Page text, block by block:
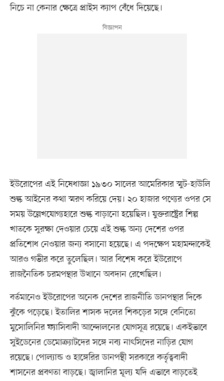
নিচে না কেনার ক্ষেত্রে প্রাইস ক্যাপ বেঁধে দিয়েছে।
ইউরোপের এই নিষেধাজ্ঞা ১৯৩০ সালের আমেরিকার স্মুট-হাউলি
শুল্ক আইনের কথা স্মরণ করিয়ে দেয়। ২০ হাজার পণ্যের ওপর সে
সময় উল্লেখযোগ্যহারে শুল্ক বাড়ানো হয়েছিল। যুক্তরাষ্ট্রের শিল্প
খাতকে সুরক্ষা দেওয়ার চেয়ে এই শুল্ক অন্য দেশের ওপর
প্রতিশোধ নেওয়ার জন্য বসানো হয়েছে। এ পদক্ষেপ মহামন্দাকেই
আরও গভীর করে তুলেছিল। আর বিশেষ করে ইউরোপে
রাজনৈতিক চরমপন্থার উত্থানে অবদান রেখেছিল।
বর্তমানেও ইউরোপের অনেক দেশের রাজনীতি ডানপন্থার দিকে
ঝুঁকে পড়েছে। ইতালির শাসক দলের শিকড়ের সঙ্গে বেনিতো
মুসোলিনির ফ্যাসিবাদী আন্দোলনের যোগসূত্র রয়েছে। একইভাবে
সুইডেনের ডেমোক্র্যাটদের সঙ্গে নব্য নাৎসিদের নাড়ির যোগ
রয়েছে। পোল্যান্ড ও হাঙ্গেরির ডানপন্থী সরকারে কর্তৃত্ববাদী
শাসনের প্রবণতা বাড়ছে। জ্বালানির মূল্য যদি এভাবে বাড়তেই